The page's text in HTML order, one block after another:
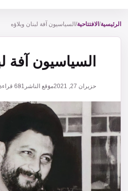
الناشر
الرئيسية/ الافتتاحية/ السياسيون آفة لبنان وبلاؤه
السياسيون آفة
حزيران 27, 2021 موقع الناشر 681 قراءة